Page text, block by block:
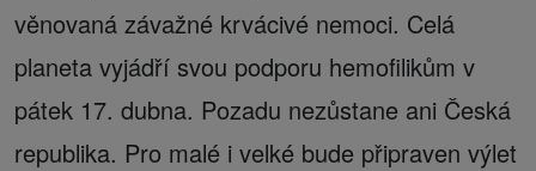
věnovaná závažné krvácivé nemoci. Celá
planeta vyjádří svou podporu hemofilikům v
pátek 17. dubna. Pozadu nezůstane ani Česká
republika. Pro malé i velké bude připraven výlet